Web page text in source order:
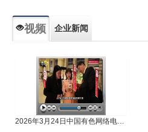
视频 企业新闻
2026年3月24日中国有色网络电视新闻